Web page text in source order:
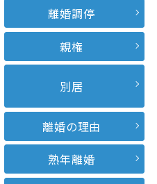
離婚調停
親権
別居
離婚の理由
熟年離婚